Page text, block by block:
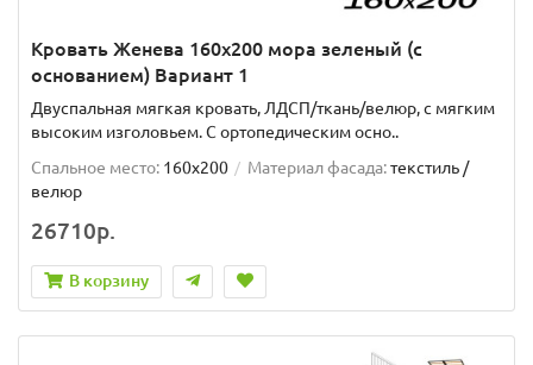
Кровать Женева 160х200 мора зеленый (с
основанием) Вариант 1
Двуспальная мягкая кровать, ЛДСП/ткань/велюр, с мягким
высоким изголовьем. C ортопедическим осно..
Спальное место: 160x200 Материал фасада:текстиль /
велюр
26710р.
В корзину